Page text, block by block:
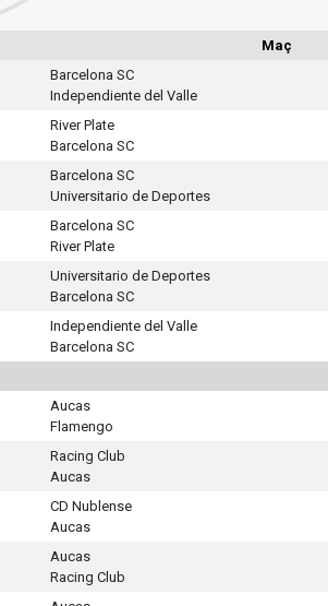
Maç
Barcelona SC
Independiente del Valle
River Plate
Barcelona SC
Barcelona SC
Universitario de Deportes
Barcelona SC
River Plate
Universitario de Deportes
Barcelona SC
Independiente del Valle
Barcelona SC
Aucas
Flamengo
Racing Club
Aucas
CD Nublense
Aucas
Aucas
Racing Club